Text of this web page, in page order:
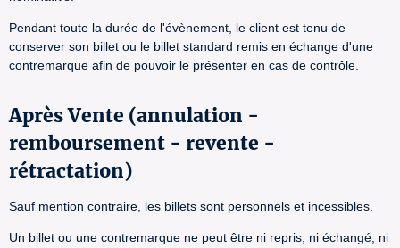
Pendant toute la durée de l'évènement, le client est tenu de
conserver son billet ou le billet standard remis en échange d'une
contremarque afin de pouvoir le présenter en cas de contrôle.
Après Vente (annulation -
remboursement - revente -
rétractation)
Sauf mention contraire, les billets sont personnels et incessibles.
Un billet ou une contremarque ne peut être ni repris, ni échangé, ni